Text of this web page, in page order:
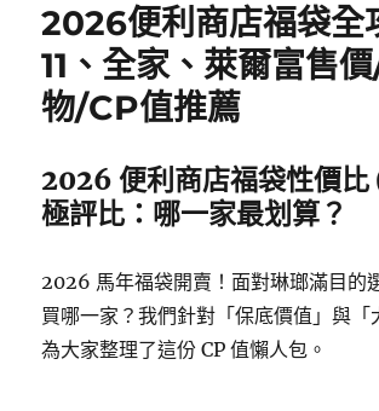
2026便利商店福袋全
11、全家、萊爾富售
物/CP值推薦
2026 便利商店福袋性價比
極評比：哪一家最划算？
2026 馬年福袋開賣！面對琳瑯滿目的
買哪一家？我們針對「保底價值」與「
為大家整理了這份 CP 值懶人包。